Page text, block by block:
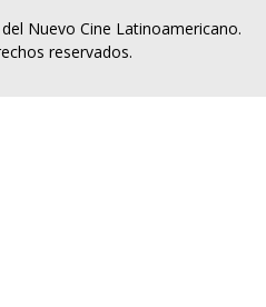
Nuevo Cine Latinoamericano.
reservados.